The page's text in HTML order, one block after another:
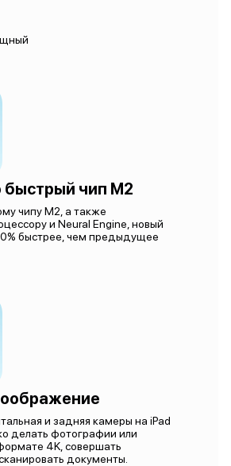
быстрый чип M2
чипу M2, а также
и Neural Engine, новый
быстрее, чем предыдущее
и задняя камеры на iPad
делать фотографии или
4K, совершать
документы.